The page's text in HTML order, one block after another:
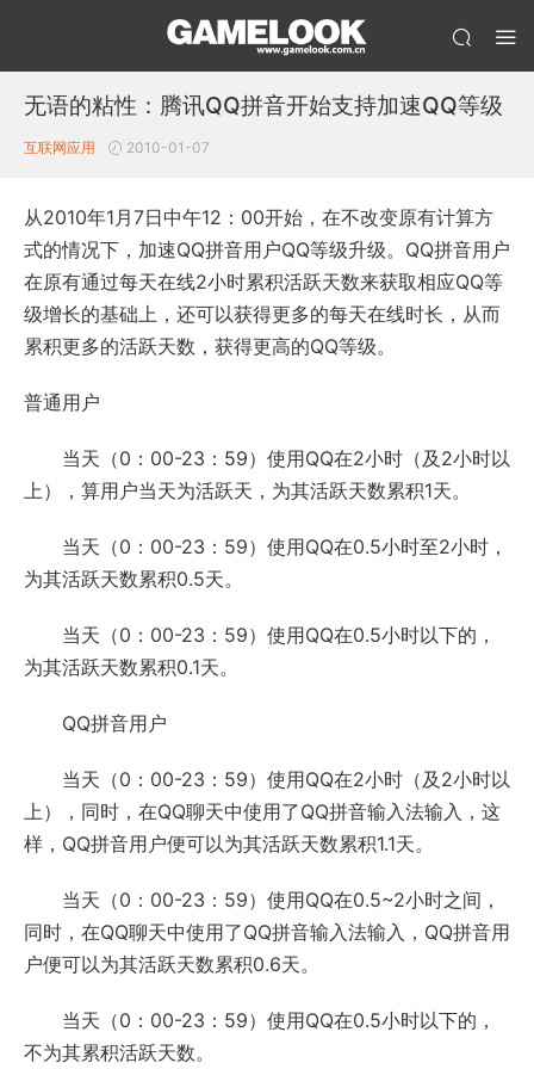
无语的粘性：腾讯QQ拼音开始支持加速QQ等级
互联网应用 2010-01-07
从2010年1月7日中午12：00开始，在不改变原有计算方
式的情况下，加速QQ拼音用户QQ等级升级。QQ拼音用户
在原有通过每天在线2小时累积活跃天数来获取相应QQ等
级增长的基础上，还可以获得更多的每天在线时长，从而
累积更多的活跃天数，获得更高的QQ等级。
普通用户
当天（0：00-23：59）使用QQ在2小时（及2小时以
上），算用户当天为活跃天，为其活跃天数累积1天。
当天（0：00-23：59）使用QQ在0.5小时至2小时，
为其活跃天数累积0.5天。
当天（0：00-23：59）使用QQ在0.5小时以下的，
为其活跃天数累积0.1天。
QQ拼音用户
当天（0：00-23：59）使用QQ在2小时（及2小时以
上），同时，在QQ聊天中使用了QQ拼音输入法输入，这
样，QQ拼音用户便可以为其活跃天数累积1.1天。
当天（0：00-23：59）使用QQ在0.5~2小时之间，
同时，在QQ聊天中使用了QQ拼音输入法输入，QQ拼音用
户便可以为其活跃天数累积0.6天。
当天（0：00-23：59）使用QQ在0.5小时以下的，
不为其累积活跃天数。